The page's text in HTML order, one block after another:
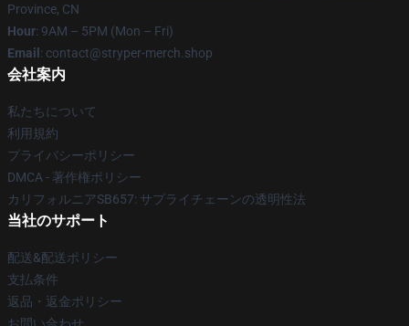
Province, CN
Hour: 9AM – 5PM (Mon – Fri)
Email : contact@stryper-merch.shop
会社案内
私たちについて
利用規約
プライバシーポリシー
DMCA - 著作権ポリシー
カリフォルニアSB657: サプライチェーンの透明性法
当社のサポート
配送&配送ポリシー
支払条件
返品・返金ポリシー